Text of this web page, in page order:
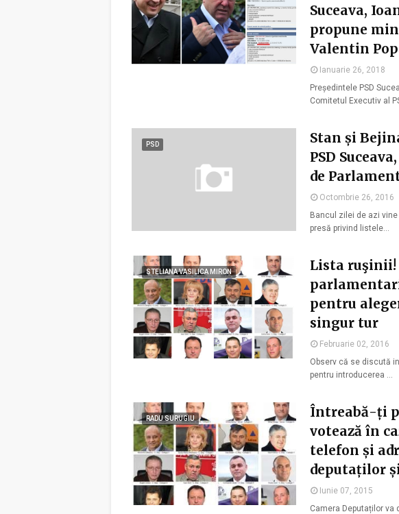
Suceava,
propune
Valentin
Ianuarie 26, 2018
Președintele PSD
Comitetul Executiv al
PSD
Stan și
PSD
de
Octombrie 26, 2016
Bancul zilei de azi
presă privind listele…
STELIANA VASILICA MIRON
Lista ruşinii!
pentru
singur tur
Februarie 02, 2016
Observ că se discută
pentru introducerea …
RADU SURUGIU
Întreabă-ți
votează în
telefon și
deputaților
Iunie 07, 2015
Camera Deputaților va